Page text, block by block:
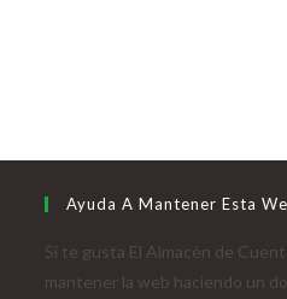
Ayuda A Mantener Esta
Si te gusta El Almacén de
mantener la web haciendo un